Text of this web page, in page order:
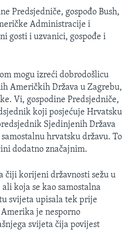
Predsjedniče, gospođo Bush,
Administracije i
gosti i uzvanici, gospođe i
mogu izreći dobrodošlicu
Američkih Država u Zagrebu,
Vi, gospodine Predsjedniče,
koji posjećuje Hrvatsku
Sjedinjenih Država
hrvatsku državu. To
dodatno značajnim.
čiji korijeni državnosti sežu u
koja se kao samostalna
svijeta upisala tek prije
je nesporno
svijeta čija povijest